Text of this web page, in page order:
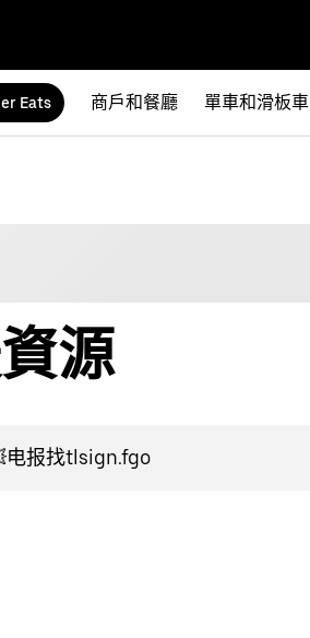
Eats 商戶和餐廳 單車和滑板車
源